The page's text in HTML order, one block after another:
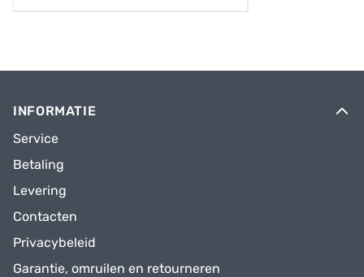
INFORMATIE
Service
Betaling
Levering
Contacten
Privacybeleid
Garantie, omruilen en retourneren